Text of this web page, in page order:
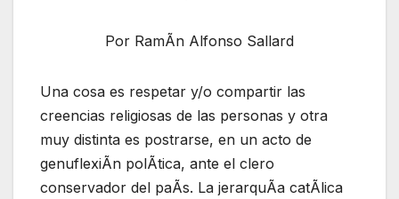
Por RamÃn Alfonso Sallard
Una cosa es respetar y/o compartir las
creencias religiosas de las personas y otra
muy distinta es postrarse, en un acto de
genuflexiÃn polÃtica, ante el clero
conservador del paÃs. La jerarquÃa catÃlica